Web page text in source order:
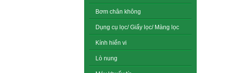
Bơm chân không
Dụng cụ lọc/ Giấy lọc/ Màng lọc
Kính hiển vi
Lò nung